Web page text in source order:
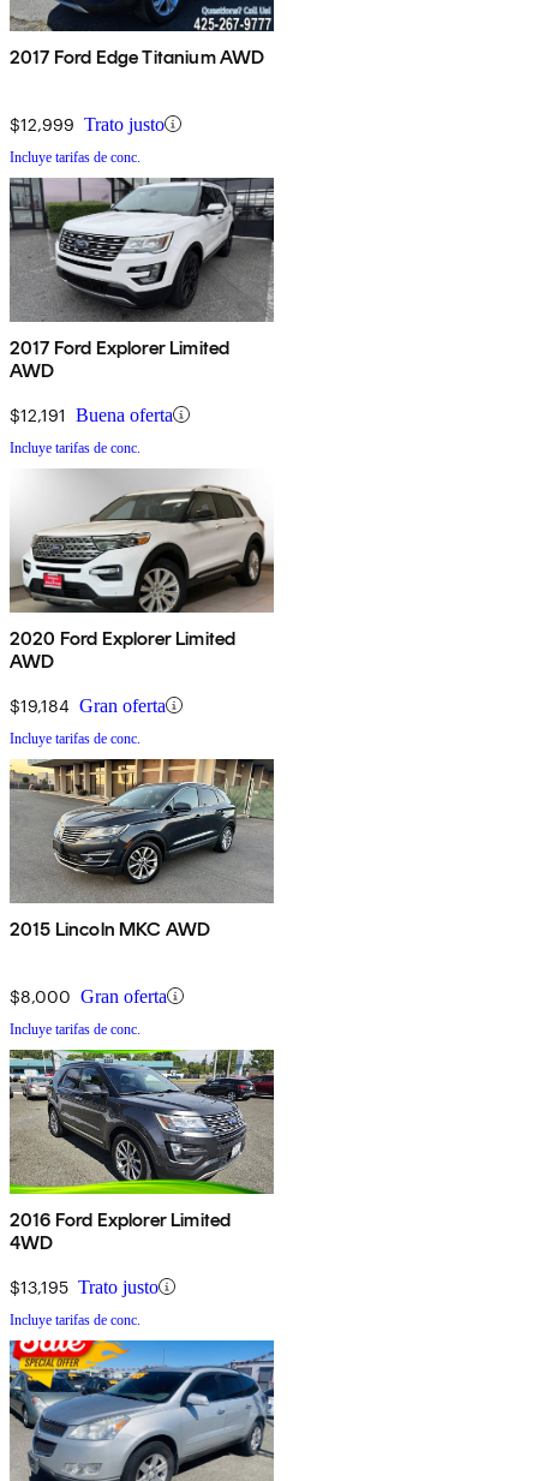
2017 Ford Edge Titanium AWD
$12,999 Trato justo
Incluye tarifas de conc.
2017 Ford Explorer Limited
AWD
$12,191 Buena oferta
Incluye tarifas de conc.
2020 Ford Explorer Limited
AWD
$19,184 Gran oferta
Incluye tarifas de conc.
2015 Lincoln MKC AWD
$8,000 Gran oferta
Incluye tarifas de conc.
2016 Ford Explorer Limited
4WD
$13,195 Trato justo
Incluye tarifas de conc.